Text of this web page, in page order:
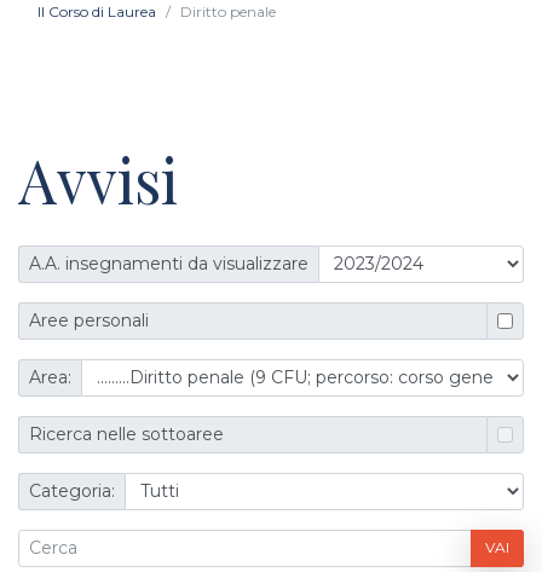
Il Corso di Laurea Diritto penale
Avvisi
A.A. insegnamenti da visualizzare
Aree personali
Area:
Ricerca nelle sottoaree
Categoria:
VAI